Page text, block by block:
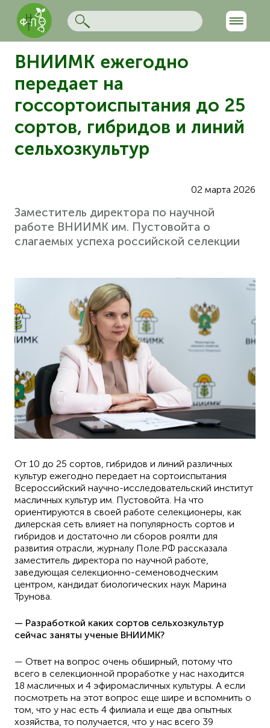
ВНИИМК ежегодно
передает на
госсортоиспытания до 25
сортов, гибридов и линий
сельхозкультур
02 марта 2026
Заместитель директора по научной
работе ВНИИМК им. Пустовойта о
слагаемых успеха российской селекции
От 10 до 25 сортов, гибридов и линий различных
культур ежегодно передает на сортоиспытания
Всероссийский научно-исследовательский институт
масличных культур им. Пустовойта. На что
ориентируются в своей работе селекционеры, как
дилерская сеть влияет на популярность сортов и
гибридов и достаточно ли сборов роялти для
развития отрасли, журналу Поле.РФ рассказала
заместитель директора по научной работе,
заведующая селекционно-семеноводческим
центром, кандидат биологических наук Марина
Трунова.
— Разработкой каких сортов сельхозкультур
сейчас заняты ученые ВНИИМК?
— Ответ на вопрос очень обширный, потому что
всего в селекционной проработке у нас находится
18 масличных и 4 эфиромасличных культуры. А если
посмотреть на этот вопрос еще шире и вспомнить о
том, что у нас есть 4 филиала и еще два опытных
хозяйства, то получается, что у нас всего 39